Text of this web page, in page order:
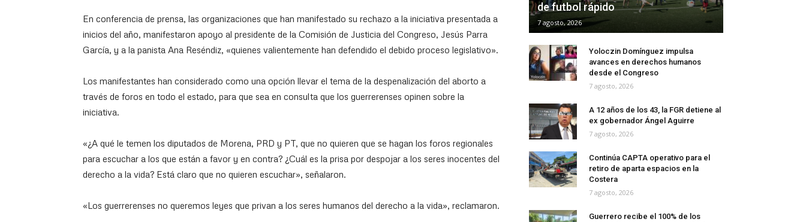
En conferencia de prensa, las organizaciones que han manifestado su rechazo a la iniciativa presentada a
inicios del año, manifestaron apoyo al presidente de la Comisión de Justicia del Congreso, Jesús Parra
García, y a la panista Ana Reséndiz, «quienes valientemente han defendido el debido proceso legislativo».
Los manifestantes han considerado como una opción llevar el tema de la despenalización del aborto a
través de foros en todo el estado, para que sea en consulta que los guerrerenses opinen sobre la
iniciativa.
«¿A qué le temen los diputados de Morena, PRD y PT, que no quieren que se hagan los foros regionales
para escuchar a los que están a favor y en contra? ¿Cuál es la prisa por despojar a los seres inocentes del
derecho a la vida? Está claro que no quieren escuchar», señalaron.
«Los guerrerenses no queremos leyes que privan a los seres humanos del derecho a la vida», reclamaron.
de futbol rápido
7 agosto, 2026
Yoloczin Domínguez impulsa
avances en derechos humanos
desde el Congreso
7 agosto, 2026
A 12 años de los 43, la FGR detiene al
ex gobernador Ángel Aguirre
7 agosto, 2026
Continúa CAPTA operativo para el
retiro de aparta espacios en la
Costera
7 agosto, 2026
Guerrero recibe el 100% de los